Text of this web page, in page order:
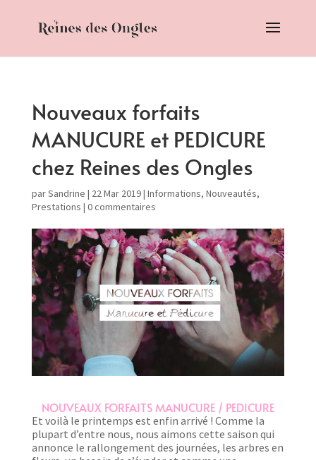
Nouveaux forfaits
MANUCURE et PEDICURE
chez Reines des Ongles
parSandrine | 22 Mar 2019| Informations, Nouveautés,
Prestations | 0 commentaires
NOUVEAUX FORFAITS MANUCURE / PEDICURE
Et voilà le printemps est enfin arrivé ! Comme la
plupart d’entre nous, nous aimons cette saison qui
annonce le rallongement des journées, les arbres en